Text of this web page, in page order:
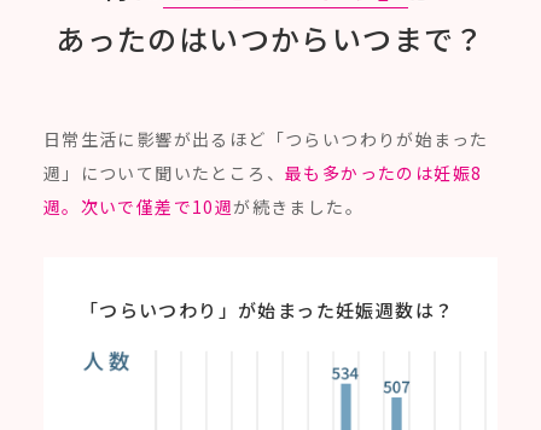
あったのはいつからいつまで？
日常生活に影響が出るほど「つらいつわりが始まった
週」について聞いたところ、最も多かったのは妊娠8
週。次いで僅差で10週が続きました。
「つらいつわり」が始まった妊娠週数は？